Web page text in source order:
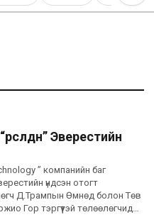
Эверестийн
” компанийн баг
үндсэн отогт
Д.Трампын Өмнөд болон Төв
Гор тэргүүтэй төлөөлөгчид